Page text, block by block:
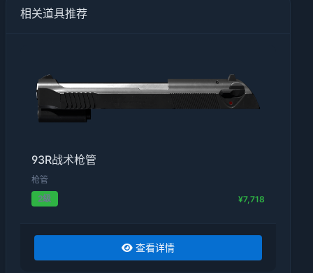
相关道具推荐
93R战术枪管
枪管
2级
¥7,718
查看详情